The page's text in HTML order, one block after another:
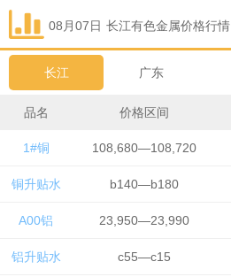
08月07日 长江有色金属价格行情
长江 广东
品名 价格区间
1#铜 108,680—108,720
铜升贴水 b140—b180
A00铝 23,950—23,990
铝升贴水 c55—c15